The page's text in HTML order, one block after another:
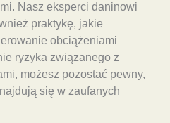
Nasz eksperci daninowi
praktykę, jakie
obciążeniami
ryzyka związanego z
możesz pozostać pewny,
się w zaufanych